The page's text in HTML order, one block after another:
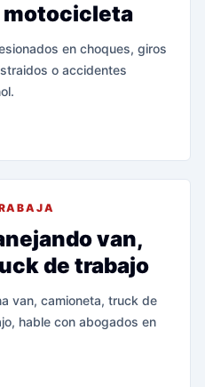
en choques, giros
o accidentes
van,
de trabajo
van, camioneta, truck de
hable con abogados en